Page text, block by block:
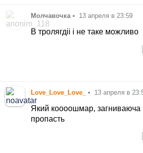
Молчавочка • 13 апреля в 23:59
В тролягдіі і не таке можливо
Love_Love_Love_ • 13 апреля в
Який коооошмар, загниваюча
пропасть